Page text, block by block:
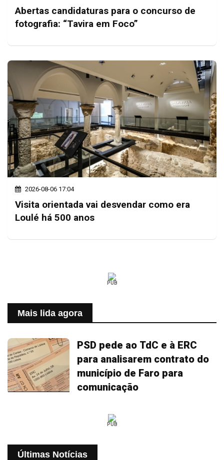
Abertas candidaturas para o concurso de
fotografia: “Tavira em Foco”
2026-08-06 17:04
Visita orientada vai desvendar como era
Loulé há 500 anos
PUB
Mais lida agora
PSD pede ao TdC e à ERC
para analisarem contrato do
município de Faro para
comunicação
PUB
Últimas Notícias